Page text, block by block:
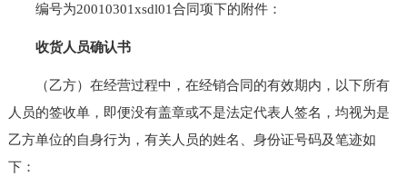
编号为20010301xsdl01合同项下的附件：
收货人员确认书
（乙方）在经营过程中，在经销合同的有效期内，以下所有
人员的签收单，即便没有盖章或不是法定代表人签名，均视为是
乙方单位的自身行为，有关人员的姓名、身份证号码及笔迹如
下：